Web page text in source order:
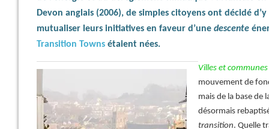
Devon anglais (2006), de simples citoyens ont décidé
mutualiser leurs initiatives en faveur d’une descente
Transition Towns étaient nées.
Villes et
mouvement de
mais de la base de
désormais
transition. Quelle